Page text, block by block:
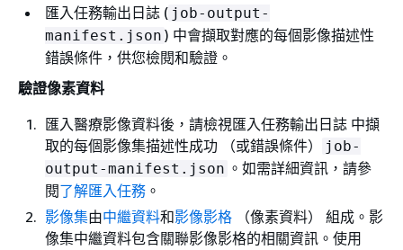
匯入任務輸出日誌 ( job-output-
manifest.json ) 中會擷取對應的每個影像描述性
錯誤條件，供您檢閱和驗證。
驗證像素資料
匯入醫療影像資料後，請檢視匯入任務輸出日誌 中擷
取的每個影像集描述性成功 （或錯誤條件）
job-
output-manifest.json 。如需詳細資訊，請參
閱了解匯入任務 。
影像集由中繼資料和影像影格 （像素資料） 組成。影
像集中繼資料包含關聯影像影格的相關資訊。使用